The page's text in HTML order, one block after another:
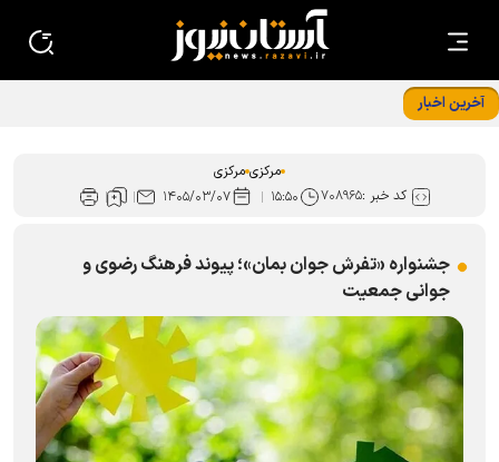
آخرین اخبار
مرکزی مرکزی
کد خبر :۷۰۸۹۶۵ ۱۵:۵۰ ۱۴۰۵/۰۳/۰۷
جشنواره «تفرش جوان بمان»؛ پیوند فرهنگ رضوی و
جوانی جمعیت